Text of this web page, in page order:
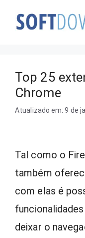
para
Top 25
Chrome
Atualizado em: 9 de
Tal como o
também
com elas é
deixar o